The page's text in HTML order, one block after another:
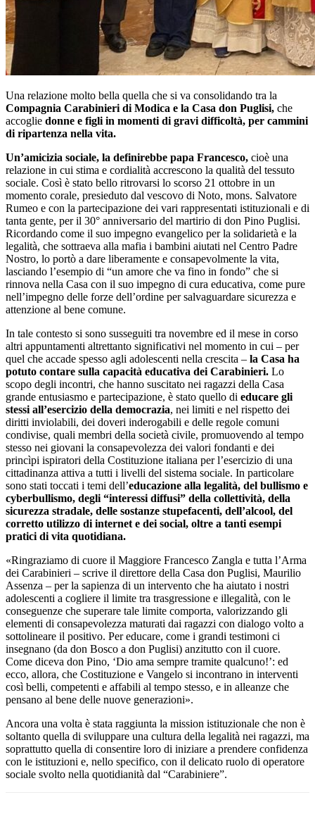
Una relazione molto bella quella che si va consolidando tra la
Compagnia Carabinieri di Modica e la Casa don Puglisi, che
accoglie donne e figli in momenti di gravi difficoltà, per cammini
di ripartenza nella vita.
Un’amicizia sociale, la definirebbe papa Francesco, cioè una
relazione in cui stima e cordialità accrescono la qualità del tessuto
sociale. Così è stato bello ritrovarsi lo scorso 21 ottobre in un
momento corale, presieduto dal vescovo di Noto, mons. Salvatore
Rumeo e con la partecipazione dei vari rappresentati istituzionali e di
tanta gente, per il 30° anniversario del martirio di don Pino Puglisi.
Ricordando come il suo impegno evangelico per la solidarietà e la
legalità, che sottraeva alla mafia i bambini aiutati nel Centro Padre
Nostro, lo portò a dare liberamente e consapevolmente la vita,
lasciando l’esempio di “un amore che va fino in fondo” che si
rinnova nella Casa con il suo impegno di cura educativa, come pure
nell’impegno delle forze dell’ordine per salvaguardare sicurezza e
attenzione al bene comune.
In tale contesto si sono susseguiti tra novembre ed il mese in corso
altri appuntamenti altrettanto significativi nel momento in cui – per
quel che accade spesso agli adolescenti nella crescita – la Casa ha
potuto contare sulla capacità educativa dei Carabinieri. Lo
scopo degli incontri, che hanno suscitato nei ragazzi della Casa
grande entusiasmo e partecipazione, è stato quello di educare gli
stessi all’esercizio della democrazia, nei limiti e nel rispetto dei
diritti inviolabili, dei doveri inderogabili e delle regole comuni
condivise, quali membri della società civile, promuovendo al tempo
stesso nei giovani la consapevolezza dei valori fondanti e dei
princìpi ispiratori della Costituzione italiana per l’esercizio di una
cittadinanza attiva a tutti i livelli del sistema sociale. In particolare
sono stati toccati i temi dell’educazione alla legalità, del bullismo e
cyberbullismo, degli “interessi diffusi” della collettività, della
sicurezza stradale, delle sostanze stupefacenti, dell’alcool, del
corretto utilizzo di internet e dei social, oltre a tanti esempi
pratici di vita quotidiana.
«Ringraziamo di cuore il Maggiore Francesco Zangla e tutta l’Arma
dei Carabinieri – scrive il direttore della Casa don Puglisi, Maurilio
Assenza – per la sapienza di un intervento che ha aiutato i nostri
adolescenti a cogliere il limite tra trasgressione e illegalità, con le
conseguenze che superare tale limite comporta, valorizzando gli
elementi di consapevolezza maturati dai ragazzi con dialogo volto a
sottolineare il positivo. Per educare, come i grandi testimoni ci
insegnano (da don Bosco a don Puglisi) anzitutto con il cuore.
Come diceva don Pino, ‘Dio ama sempre tramite qualcuno!’: ed
ecco, allora, che Costituzione e Vangelo si incontrano in interventi
così belli, competenti e affabili al tempo stesso, e in alleanze che
pensano al bene delle nuove generazioni».
Ancora una volta è stata raggiunta la mission istituzionale che non è
soltanto quella di sviluppare una cultura della legalità nei ragazzi, ma
soprattutto quella di consentire loro di iniziare a prendere confidenza
con le istituzioni e, nello specifico, con il delicato ruolo di operatore
sociale svolto nella quotidianità dal “Carabiniere”.